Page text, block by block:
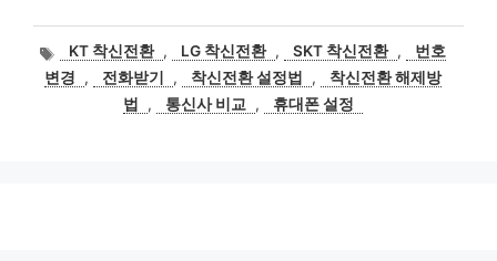
태
그
KT 착신전환 , LG 착신전환 , SKT 착신전환 ,
번호
변경
, 전화받기 , 착신전환 설정법 ,
착신전환 해제방
법
, 통신사 비교 , 휴대폰 설정